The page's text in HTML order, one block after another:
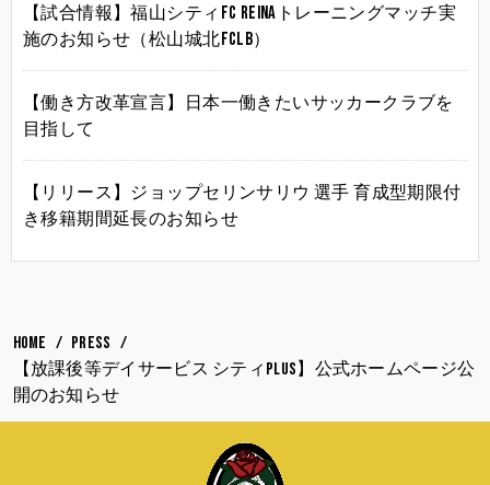
【試合情報】福山シティFC Reinaトレーニングマッチ実
施のお知らせ（松山城北FCLB）
【働き方改革宣言】日本一働きたいサッカークラブを
目指して
【リリース】ジョップセリンサリウ 選手 育成型期限付
き移籍期間延長のお知らせ
HOME
PRESS
【放課後等デイサービス シティPLUS】公式ホームページ公
開のお知らせ